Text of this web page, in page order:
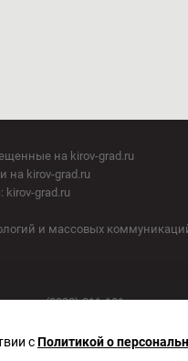
на kirov-grad.ru
на kirov-grad.ru
grad.ru
и массовых
(8332) 211-101
сПолитикой о